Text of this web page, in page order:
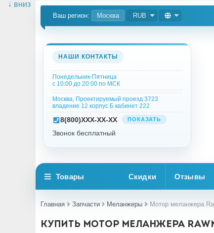
↓ вниз
Ваш регион: Москва RUB
НАШИ КОНТАКТЫ
Понедельник-Пятница
с 10:00 до 20:00 по МСК
Москва, Проектируемый проезд 3723
владение 12 корпус Б кабинет 222
8(800)XXX-XX-XX ПОКАЗАТЬ
Звонок бесплатный
Товары Скидки Отзывы
Главная Запчасти Меланжеры Мотор меланжера
Купить Мотор меланжера